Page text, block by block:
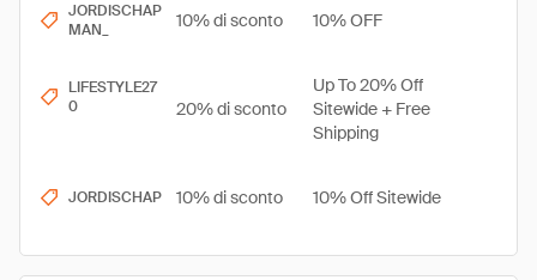
JORDISCHAP
MAN_
10% di sconto 10% OFF
LIFESTYLE27
0
20% di sconto
Up To 20% Off
Sitewide + Free
Shipping
JORDISCHAP 10% di sconto 10% Off Sitewide